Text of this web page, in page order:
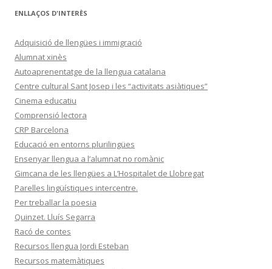
ENLLAÇOS D'INTERÈS
Adquisició de llengües i immigració
Alumnat xinès
Autoaprenentatge de la llengua catalana
Centre cultural Sant Josep i les “activitats asiàtiques”
Cinema educatiu
Comprensió lectora
CRP Barcelona
Educació en entorns plurilingües
Ensenyar llengua a l’alumnat no romànic
Gimcana de les llengües a L’Hospitalet de Llobregat
Parelles lingüístiques intercentre.
Per treballar la poesia
Quinzet. Lluís Segarra
Racó de contes
Recursos llengua Jordi Esteban
Recursos matemàtiques